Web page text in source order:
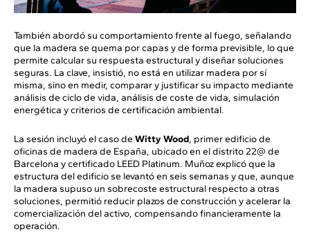
También abordó su comportamiento frente al fuego, señalando
que la madera se quema por capas y de forma previsible, lo que
permite calcular su respuesta estructural y diseñar soluciones
seguras. La clave, insistió, no está en utilizar madera por sí
misma, sino en medir, comparar y justificar su impacto mediante
análisis de ciclo de vida, análisis de coste de vida, simulación
energética y criterios de certificación ambiental.
La sesión incluyó el caso de Witty Wood, primer edificio de
oficinas de madera de España, ubicado en el distrito 22@ de
Barcelona y certificado LEED Platinum. Muñoz explicó que la
estructura del edificio se levantó en seis semanas y que, aunque
la madera supuso un sobrecoste estructural respecto a otras
soluciones, permitió reducir plazos de construcción y acelerar la
comercialización del activo, compensando financieramente la
operación.